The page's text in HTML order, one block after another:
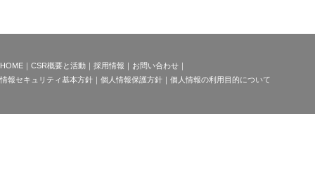
HOME ｜ CSR概要と活動 ｜ 採用情報 ｜ お問い合わせ ｜
情報セキュリティ基本方針 ｜ 個人情報保護方針 ｜ 個人情報の利用目的について